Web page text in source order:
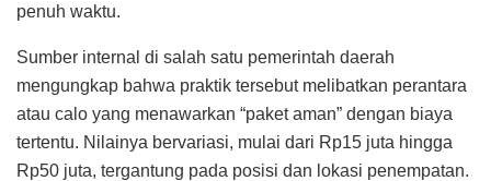
penuh waktu.
Sumber internal di salah satu pemerintah daerah
mengungkap bahwa praktik tersebut melibatkan perantara
atau calo yang menawarkan “paket aman” dengan biaya
tertentu. Nilainya bervariasi, mulai dari Rp15 juta hingga
Rp50 juta, tergantung pada posisi dan lokasi penempatan.